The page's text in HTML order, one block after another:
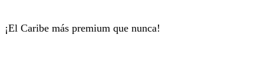
¡El Caribe más premium que nunca!